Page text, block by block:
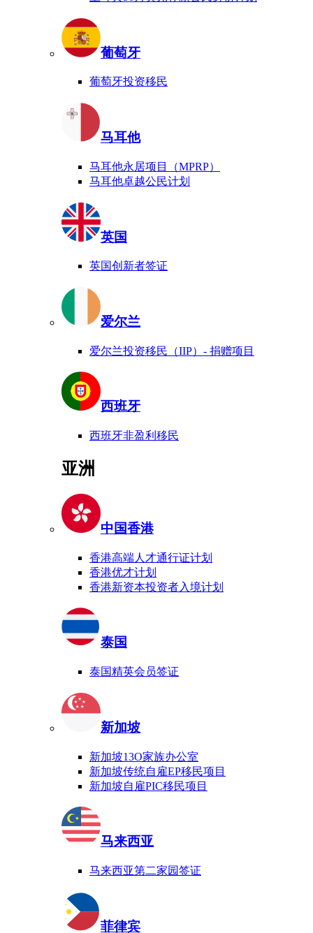
葡萄牙
葡萄牙投资移民
马耳他
马耳他永居项目（MPRP）
马耳他卓越公民计划
英国
英国创新者签证
爱尔兰
爱尔兰投资移民（IIP）- 捐赠项目
西班牙
西班牙非盈利移民
亚洲
中国香港
香港高端人才通行证计划
香港优才计划
香港新资本投资者入境计划
泰国
泰国精英会员签证
新加坡
新加坡13O家族办公室
新加坡传统自雇EP移民项目
新加坡自雇PIC移民项目
马来西亚
马来西亚第二家园签证
菲律宾